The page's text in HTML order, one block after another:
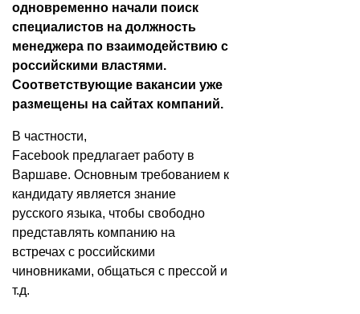
одновременно начали поиск
специалистов на должность
менеджера по взаимодействию с
российскими властями.
Соответствующие вакансии уже
размещены на сайтах компаний.
В частности,
Facebook предлагает работу в
Варшаве. Основным требованием к
кандидату является знание
русского языка, чтобы свободно
представлять компанию на
встречах с российскими
чиновниками, общаться с прессой и
т.д.